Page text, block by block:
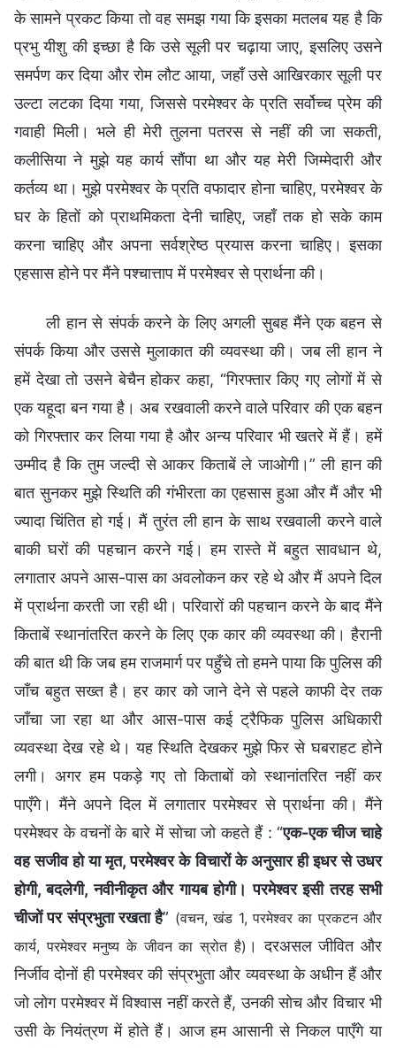
के सामने प्रकट किया तो वह समझ गया कि इसका मतलब यह है कि
प्रभु यीशु की इच्छा है कि उसे सूली पर चढ़ाया जाए, इसलिए उसने
समर्पण कर दिया और रोम लौट आया, जहाँ उसे आखिरकार सूली पर
उल्टा लटका दिया गया, जिससे परमेश्वर के प्रति सर्वोच्च प्रेम की
गवाही मिली। भले ही मेरी तुलना पतरस से नहीं की जा सकती,
कलीसिया ने मुझे यह कार्य सौंपा था और यह मेरी जिम्मेदारी और
कर्तव्य था। मुझे परमेश्वर के प्रति वफादार होना चाहिए, परमेश्वर के
घर के हितों को प्राथमिकता देनी चाहिए, जहाँ तक हो सके काम
करना चाहिए और अपना सर्वश्रेष्ठ प्रयास करना चाहिए। इसका
एहसास होने पर मैंने पश्चात्ताप में परमेश्वर से प्रार्थना की।
ली हान से संपर्क करने के लिए अगली सुबह मैंने एक बहन से
संपर्क किया और उससे मुलाकात की व्यवस्था की। जब ली हान ने
हमें देखा तो उसने बेचैन होकर कहा, “गिरफ्तार किए गए लोगों में से
एक यहूदा बन गया है। अब रखवाली करने वाले परिवार की एक बहन
को गिरफ्तार कर लिया गया है और अन्य परिवार भी खतरे में हैं। हमें
उम्मीद है कि तुम जल्दी से आकर किताबें ले जाओगी।” ली हान की
बात सुनकर मुझे स्थिति की गंभीरता का एहसास हुआ और मैं और भी
ज्यादा चिंतित हो गई। मैं तुरंत ली हान के साथ रखवाली करने वाले
बाकी घरों की पहचान करने गई। हम रास्ते में बहुत सावधान थे,
लगातार अपने आस-पास का अवलोकन कर रहे थे और मैं अपने दिल
में प्रार्थना करती जा रही थी। परिवारों की पहचान करने के बाद मैंने
किताबें स्थानांतरित करने के लिए एक कार की व्यवस्था की। हैरानी
की बात थी कि जब हम राजमार्ग पर पहुँचे तो हमने पाया कि पुलिस की
जाँच बहुत सख्त है। हर कार को जाने देने से पहले काफी देर तक
जाँचा जा रहा था और आस-पास कई ट्रैफिक पुलिस अधिकारी
व्यवस्था देख रहे थे। यह स्थिति देखकर मुझे फिर से घबराहट होने
लगी। अगर हम पकड़े गए तो किताबों को स्थानांतरित नहीं कर
पाएँगे। मैंने अपने दिल में लगातार परमेश्वर से प्रार्थना की। मैंने
परमेश्वर के वचनों के बारे में सोचा जो कहते हैं : “एक-एक चीज चाहे
वह सजीव हो या मृत, परमेश्वर के विचारों के अनुसार ही इधर से उधर
होगी, बदलेगी, नवीनीकृत और गायब होगी। परमेश्वर इसी तरह सभी
चीजों पर संप्रभुता रखता है” (वचन, खंड 1, परमेश्वर का प्रकटन और
कार्य, परमेश्वर मनुष्य के जीवन का स्रोत है) । दरअसल जीवित और
निर्जीव दोनों ही परमेश्वर की संप्रभुता और व्यवस्था के अधीन हैं और
जो लोग परमेश्वर में विश्वास नहीं करते हैं, उनकी सोच और विचार भी
उसी के नियंत्रण में होते हैं। आज हम आसानी से निकल पाएँगे या